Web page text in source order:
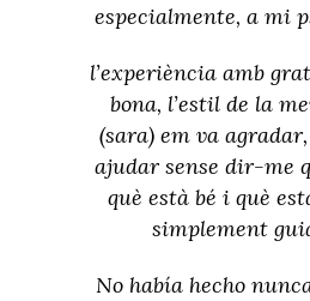
especialmente, a mi
l’experiència amb
bona, l’estil de la
(sara) em va
ajudar sense dir-me
què està bé i què
simplement
No había hecho